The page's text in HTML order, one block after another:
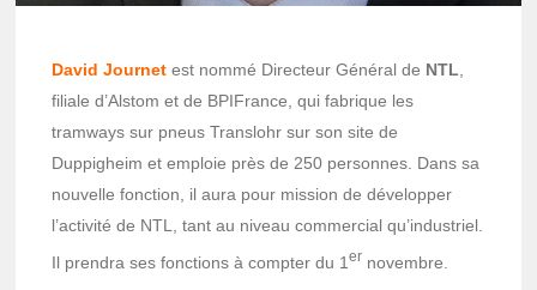
David Journet est nommé Directeur Général de NTL,
filiale d’Alstom et de BPIFrance, qui fabrique les
tramways sur pneus Translohr sur son site de
Duppigheim et emploie près de 250 personnes. Dans sa
nouvelle fonction, il aura pour mission de développer
l’activité de NTL, tant au niveau commercial qu’industriel.
Il prendra ses fonctions à compter du 1er novembre.